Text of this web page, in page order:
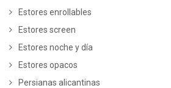
Estores enrollables
Estores screen
Estores noche y día
Estores opacos
Persianas alicantinas